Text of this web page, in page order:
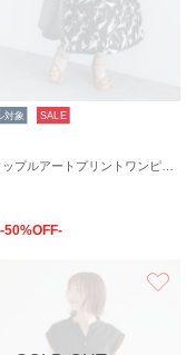
対象 SALE
-50%OFF-